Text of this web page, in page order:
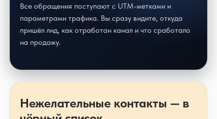
Все обращения поступают с UTM-метками и
параметрами трафика. Вы сразу видите, откуда
пришёл лид, как отработан канал и что сработало
на продажу.
Нежелательные контакты — в